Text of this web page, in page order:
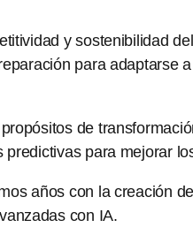
y sostenibilidad
para adaptarse
de
para mejorar
años con la creación
con IA.